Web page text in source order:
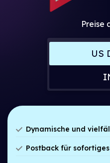
Preise
US
Dynamische und
mit Drag & Drop-
Postback für